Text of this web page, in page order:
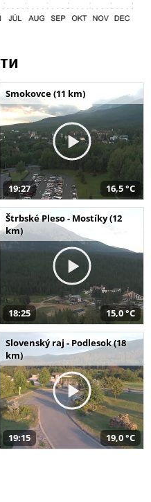
Smokovce (11 km)
19:27 16,5 °C
Štrbské Pleso - Mostíky (12
km)
18:25 15,0 °C
Slovenský raj - Podlesok (18
km)
19:15 19,0 °C